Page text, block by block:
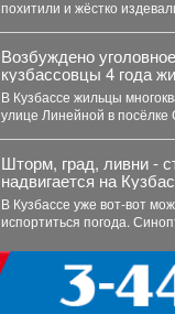
похитили и жёстко
Возбуждено
кузбассовцы 4 года
ждут помощи
В Кузбассе жильцы
улице Линейной в
Шторм, град, ливни -
надвигается на
В Кузбассе уже вот-вот
испортиться погода. Синоптики Кемеровского